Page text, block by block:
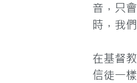
音，只
時，我
在基督
信徒一